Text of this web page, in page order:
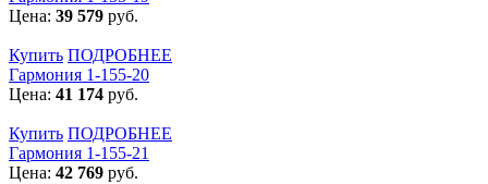
Цена: 39 579 руб.
Купить ПОДРОБНЕЕ
Гармония 1-155-20
Цена: 41 174 руб.
Купить ПОДРОБНЕЕ
Гармония 1-155-21
Цена: 42 769 руб.